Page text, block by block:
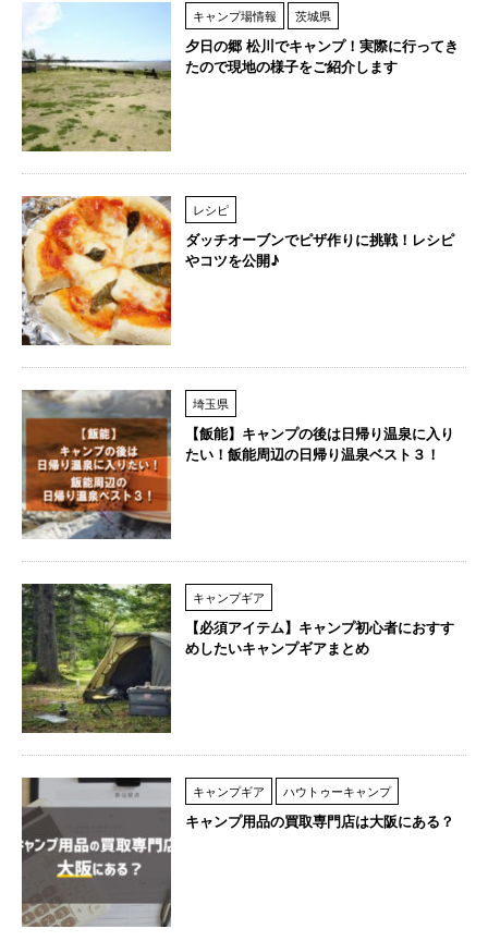
キャンプ場情報 茨城県
夕日の郷 松川でキャンプ！実際に行ってき
たので現地の様子をご紹介します
レシピ
ダッチオーブンでピザ作りに挑戦！レシピ
やコツを公開♪
埼玉県
【飯能】キャンプの後は日帰り温泉に入り
たい！飯能周辺の日帰り温泉ベスト３！
キャンプギア
【必須アイテム】キャンプ初心者におすす
めしたいキャンプギアまとめ
キャンプギア ハウトゥーキャンプ
キャンプ用品の買取専門店は大阪にある？